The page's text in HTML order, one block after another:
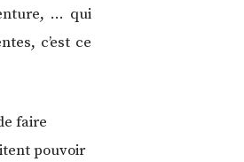
… qui
c’est ce
faire
pouvoir